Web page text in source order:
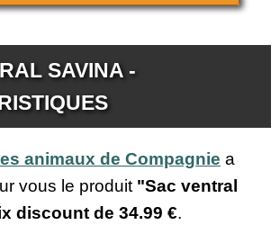
SAVINA -
animaux de Compagnie a
vous le produit "Sac ventral
discount de 34.99 €.